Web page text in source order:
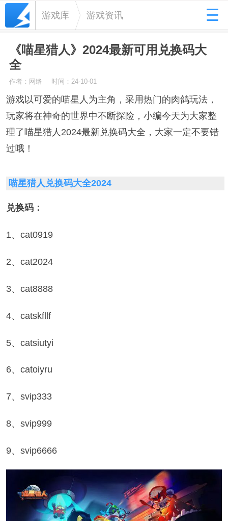
游戏库 游戏资讯
《喵星猎人》2024最新可用兑换码大
全
作者：网络 时间：24-10-01
游戏以可爱的喵星人为主角，采用热门的肉鸽玩法，
玩家将在神奇的世界中不断探险，小编今天为大家整
理了喵星猎人2024最新兑换码大全，大家一定不要错
过哦！
喵星猎人兑换码大全2024
兑换码：
1、cat0919
2、cat2024
3、cat8888
4、catskfllf
5、catsiutyi
6、catoiyru
7、svip333
8、svip999
9、svip6666